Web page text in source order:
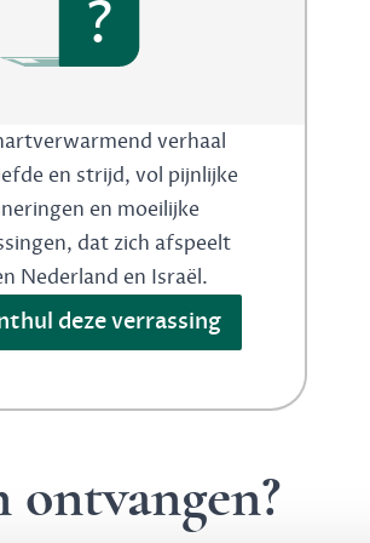
?
verhaal
en strijd, vol pijnlijke
en moeilijke
dat zich afspeelt
Nederland en Israël.
deze verrassing
ontvangen?